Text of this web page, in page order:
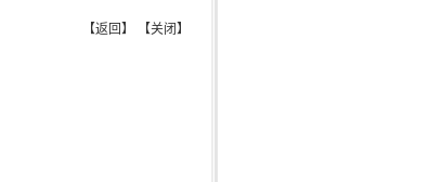
【返回】 【关闭】